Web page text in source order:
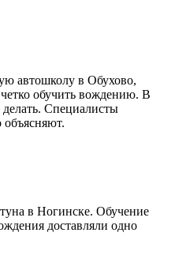
автошколу в Обухово,
обучить вождению. В
Специалисты
объясняют.
в Ногинске. Обучение
доставляли одно